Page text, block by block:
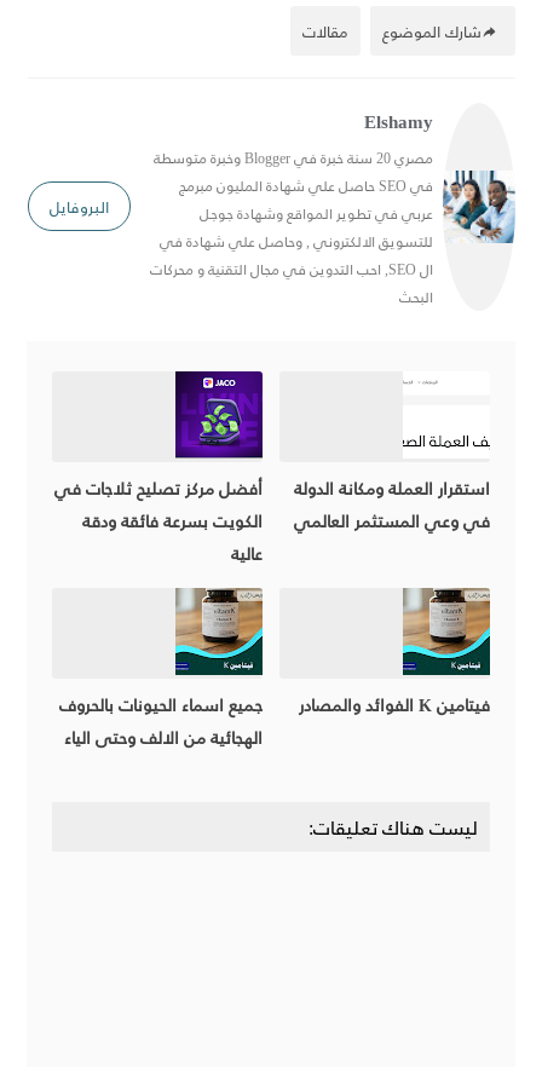
مقالات شارك الموضوع
Elshamy
مصري 20 سنة خبرة في Blogger وخبرة متوسطة
في SEO حاصل علي شهادة المليون مبرمج
عربي في تطوير المواقع وشهادة جوجل
للتسويق الالكتروني , وحاصل علي شهادة في
ال SEO, احب التدوين في مجال التقنية و محركات
البحث
البروفايل
أفضل مركز تصليح ثلاجات في
الكويت بسرعة فائقة ودقة
عالية
استقرار العملة ومكانة الدولة
في وعي المستثمر العالمي
جميع اسماء الحيونات بالحروف
الهجائية من الالف وحتى الياء
فيتامين K الفوائد والمصادر
ليست هناك تعليقات: